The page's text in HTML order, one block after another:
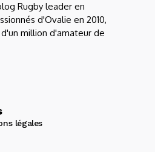
Rugby leader en
d'Ovalie en 2010,
million d'amateur de
légales